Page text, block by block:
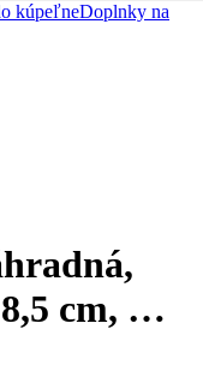
kúpeľneDoplnky na
cm, …